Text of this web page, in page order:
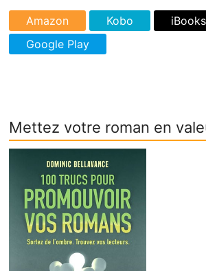
Mettez votre roman en